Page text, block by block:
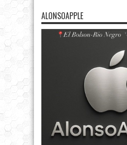
ALONSOAPPLE